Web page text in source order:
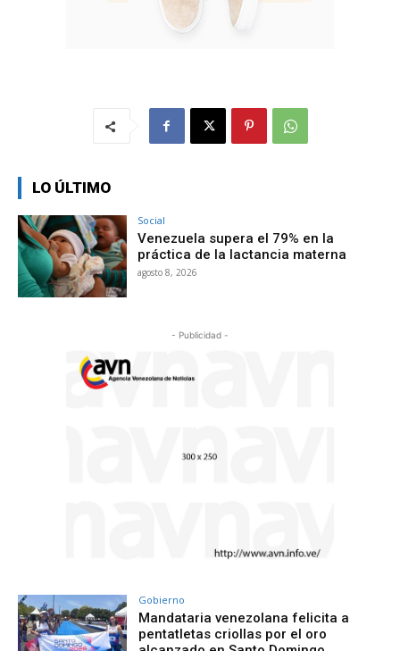
LO ÚLTIMO
Social
Venezuela supera el 79% en la
práctica de la lactancia materna
agosto 8, 2026
- Publicidad -
Gobierno
Mandataria venezolana felicita a
pentatletas criollas por el oro